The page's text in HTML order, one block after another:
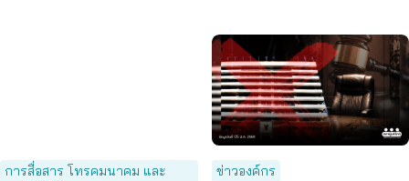
การสื่อสาร โทรคมนาคม และ
ข่าวองค์กร